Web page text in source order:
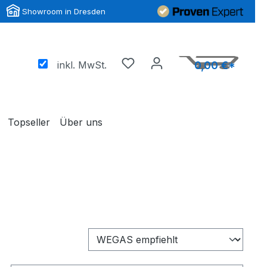
Showroom in Dresden
inkl. MwSt. 0,00 €*
Topseller Über uns